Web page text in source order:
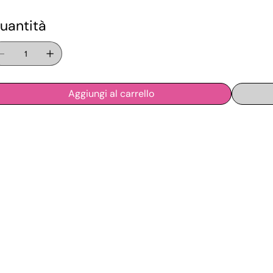
Aggiungi al carrello